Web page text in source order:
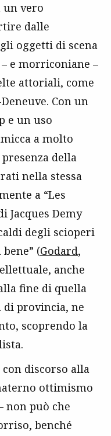
un vero
dalle
oggetti di scena
e morriconiane –
attoriali, come
Con un
e un uso
a molto
presenza della
nella stessa
a “Les
Jacques Demy
degli scioperi
(Godard,
anche
fine di quella
di provincia, ne
scoprendo la
discorso alla
ottimismo
non può che
benché